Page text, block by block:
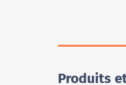
Produits